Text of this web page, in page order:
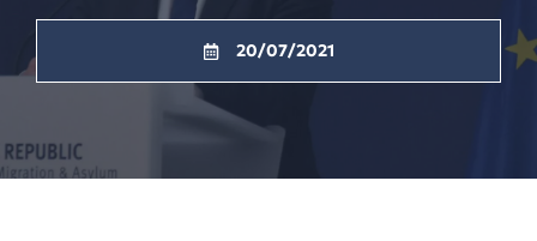
20/07/2021